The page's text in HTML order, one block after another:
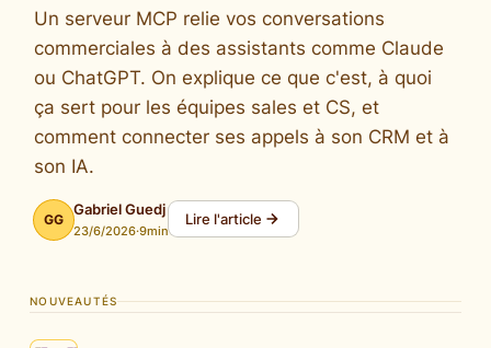
Un serveur MCP relie vos conversations
commerciales à des assistants comme Claude
ou ChatGPT. On explique ce que c'est, à quoi
ça sert pour les équipes sales et CS, et
comment connecter ses appels à son CRM et à
son IA.
GG
Gabriel Guedj
23/6/2026·9min
Lire l'article
NOUVEAUTÉS